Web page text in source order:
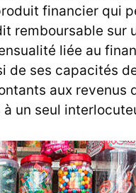
financier qui
remboursable sur
liée au
de ses capacités
aux revenus
un seul